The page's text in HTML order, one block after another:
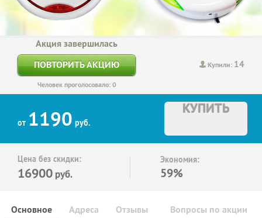
Купили: 14
Акция завершилась
ПОВТОРИТЬ АКЦИЮ
Человек проголосовало: 0
от 1190 руб.
КУПИТЬ
Цена без скидки:
16900 руб.
Экономия:
59%
Основное Отзывы Вопросы по акции
Адреса